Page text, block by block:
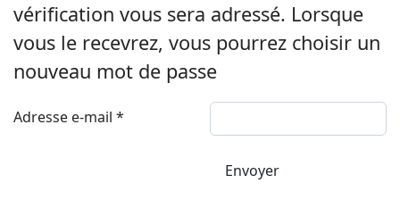
vérification vous sera adressé. Lorsque
vous le recevrez, vous pourrez choisir un
nouveau mot de passe
Adresse e-mail *
Envoyer